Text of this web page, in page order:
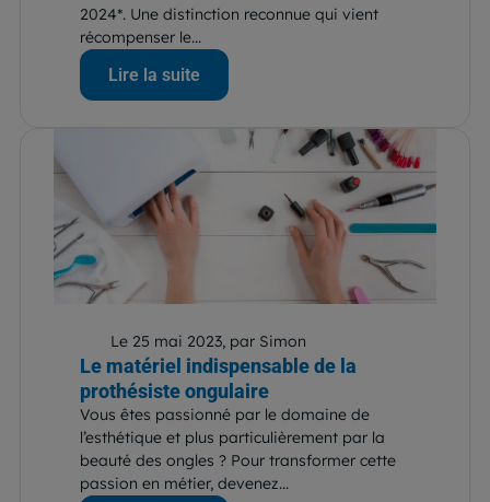
2024*. Une distinction reconnue qui vient
récompenser le...
Lire la suite
Le 25 mai 2023, par Simon
Le matériel indispensable de la
prothésiste ongulaire
Vous êtes passionné par le domaine de
l’esthétique et plus particulièrement par la
beauté des ongles ? Pour transformer cette
passion en métier, devenez...